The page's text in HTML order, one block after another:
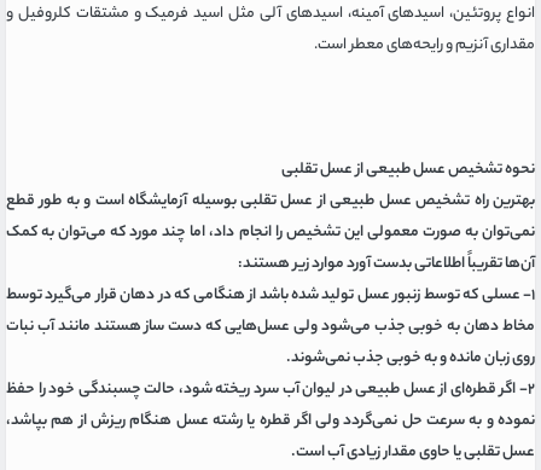
انواع پروتئین، اسیدهای آمینه، اسیدهای آلی مثل اسید فرمیک و مشتقات کلروفیل و
مقداری آنزیم و رایحه‌های معطر است.
نحوه تشخیص عسل طبیعی از عسل تقلبی
بهترین راه تشخیص عسل طبیعی از عسل تقلبی بوسیله آزمایشگاه است و به طور قطع
نمی‌توان به صورت معمولی این تشخیص را انجام داد، اما چند مورد که می‌توان به کمک
آن‌ها تقریباً اطلاعاتی بدست آورد موارد زیر هستند:
۱- عسلی که توسط زنبور عسل تولید شده باشد از هنگامی که در دهان قرار می‌گیرد توسط
مخاط دهان به خوبی جذب می‌شود ولی عسل‌هایی که دست ساز هستند مانند آب نبات
روی زبان مانده و به خوبی جذب نمی‌شوند.
۲- اگر قطره‌ای از عسل طبیعی در لیوان آب سرد ریخته شود، حالت چسبندگی خود را حفظ
نموده و به سرعت حل نمی‌گردد ولی اگر قطره یا رشته عسل هنگام ریزش از هم بپاشد،
عسل تقلبی یا حاوی مقدار زیادی آب است.